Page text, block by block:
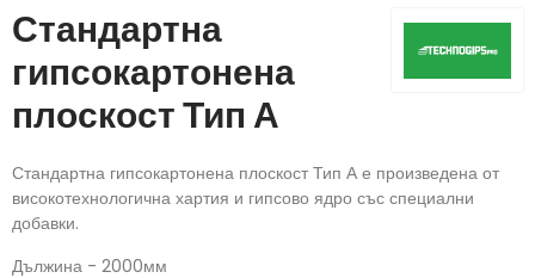
Стандартна
гипсокартонена
плоскост Тип А
Стандартна гипсокартонена плоскост Тип А е произведена от
високотехнологична хартия и гипсово ядро със специални
добавки.
Дължина - 2000мм